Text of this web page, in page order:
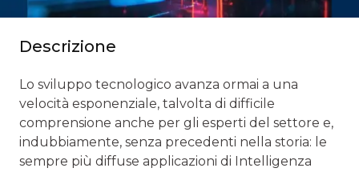
Descrizione
Lo sviluppo tecnologico avanza ormai a una
velocità esponenziale, talvolta di difficile
comprensione anche per gli esperti del settore e,
indubbiamente, senza precedenti nella storia: le
sempre più diffuse applicazioni di Intelligenza